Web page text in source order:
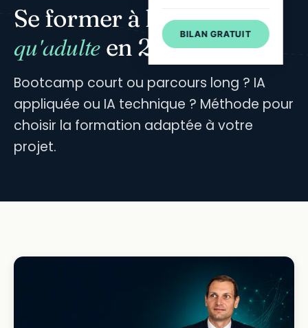
BILAN GRATUIT
Se former à l' IA en tant
qu'adulte en 2026
Bootcamp court ou parcours long ? IA
appliquée ou IA technique ? Méthode pour
choisir la formation adaptée à votre
projet.